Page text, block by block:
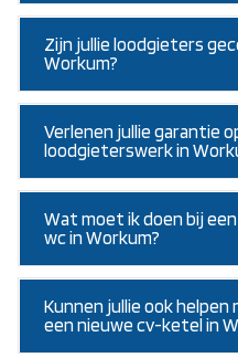
Zijn jullie loodgieters
Workum?
Verlenen jullie garantie
loodgieterswerk in
Wat moet ik doen bij
wc in Workum?
Kunnen jullie ook
een nieuwe cv-ketel in